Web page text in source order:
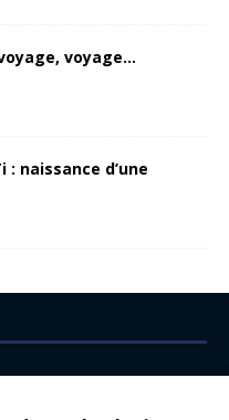
voyage…
: naissance d’une